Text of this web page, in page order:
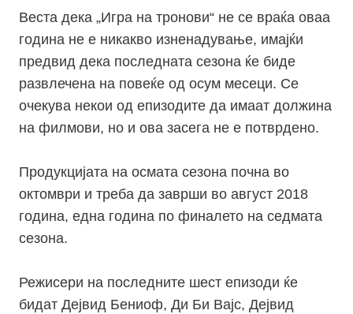
Веста дека „Игра на тронови“ не се враќа оваа
година не е никакво изненадување, имајќи
предвид дека последната сезона ќе биде
развлечена на повеќе од осум месеци. Се
очекува некои од епизодите да имаат должина
на филмови, но и ова засега не е потврдено.
Продукцијата на осмата сезона почна во
октомври и треба да заврши во август 2018
година, една година по финалето на седмата
сезона.
Режисери на последните шест епизоди ќе
бидат Дејвид Бениоф, Ди Би Вајс, Дејвид